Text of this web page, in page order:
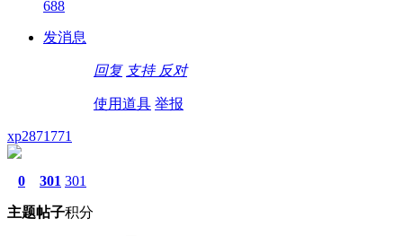
688
发消息
回复 支持 反对
使用道具 举报
xp2871771
0
主题
301
帖子
301
积分